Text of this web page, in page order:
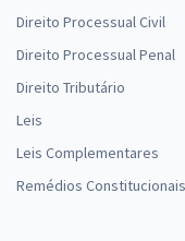
Direito Processual Civil
Direito Processual Penal
Direito Tributário
Leis
Leis Complementares
Remédios Constitucionais